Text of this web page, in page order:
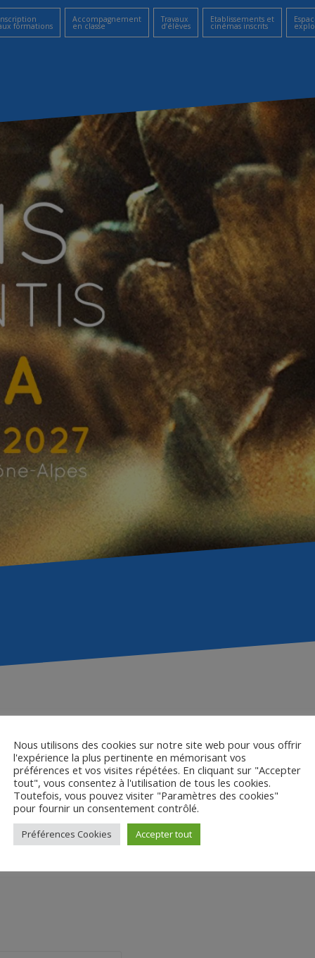
formations
Accompagnement
en classe
Travaux
d’élèves
Etablissements et
cinémas inscrits
rayons gamma sur
des marguerites
gamma sur
Nous utilisons des cookies sur notre site web pour vous offrir
l'expérience la plus pertinente en mémorisant vos
préférences et vos visites répétées. En cliquant sur "Accepter
tout", vous consentez à l'utilisation de tous les cookies.
Toutefois, vous pouvez visiter "Paramètres des cookies"
pour fournir un consentement contrôlé.
Préférences Cookies Accepter tout